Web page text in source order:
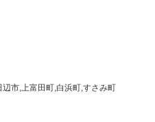
市,上富田町,白浜町,すさみ町